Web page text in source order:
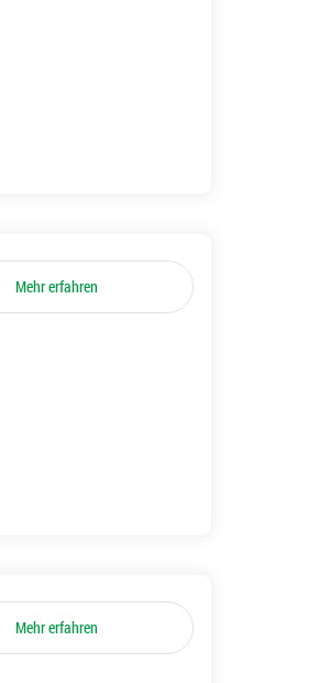
Mehr erfahren
Mehr erfahren